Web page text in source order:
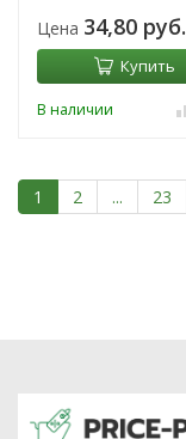
Цена 34,80 руб.
Купить
В наличии
1 2 ... 23